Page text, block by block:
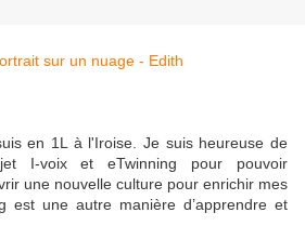
en 1L à l'Iroise. Je suis heureuse de
I-voix et eTwinning pour pouvoir
une nouvelle culture pour enrichir mes
est une autre manière d’apprendre et